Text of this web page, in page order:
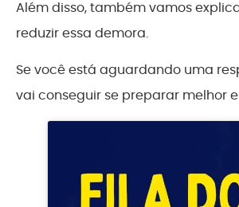
Além disso, também vamos
reduzir essa demora.
Se você está aguardando uma
vai conseguir se preparar melhor